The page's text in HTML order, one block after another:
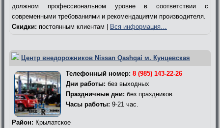
должном профессиональном уровне в соответствии с
современными требованиями и рекомендациями производителя.
Скидки: постоянным клиентам | Вся информация…
Центр внедорожников Nissan Qashqai м. Кунцевская
Телефонный номер: 8 (985) 143-22-26
Дни работы: без выходных
Праздничные дни: без праздников
Часы работы: 9-21 час.
Район: Крылатское